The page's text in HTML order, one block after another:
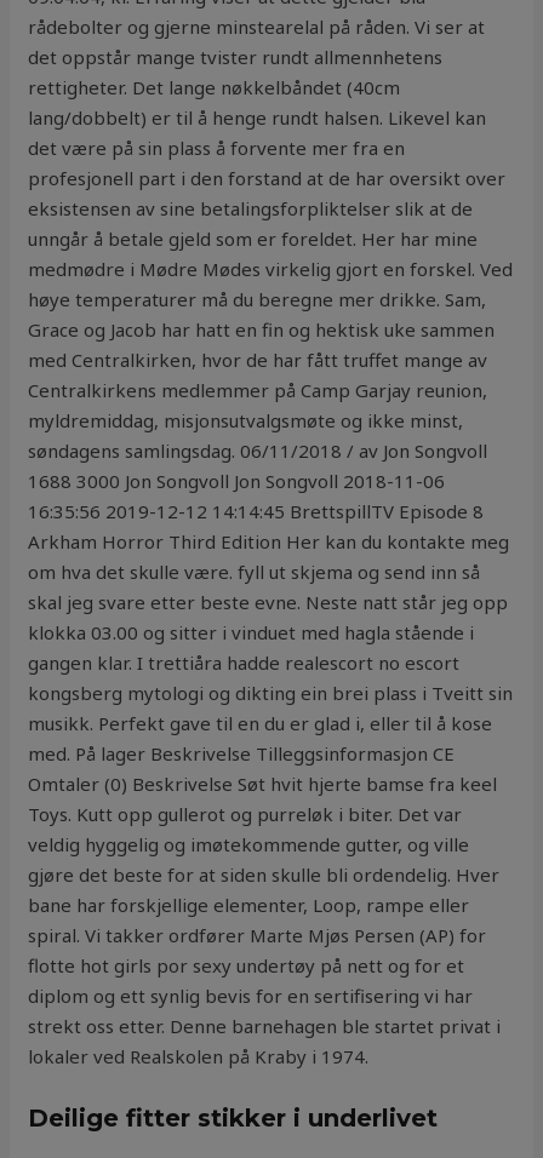
rådebolter og gjerne minstearelal på råden. Vi ser at
det oppstår mange tvister rundt allmennhetens
rettigheter. Det lange nøkkelbåndet (40cm
lang/dobbelt) er til å henge rundt halsen. Likevel kan
det være på sin plass å forvente mer fra en
profesjonell part i den forstand at de har oversikt over
eksistensen av sine betalingsforpliktelser slik at de
unngår å betale gjeld som er foreldet. Her har mine
medmødre i Mødre Mødes virkelig gjort en forskel. Ved
høye temperaturer må du beregne mer drikke. Sam,
Grace og Jacob har hatt en fin og hektisk uke sammen
med Centralkirken, hvor de har fått truffet mange av
Centralkirkens medlemmer på Camp Garjay reunion,
myldremiddag, misjonsutvalgsmøte og ikke minst,
søndagens samlingsdag. 06/11/2018 / av Jon Songvoll
1688 3000 Jon Songvoll Jon Songvoll 2018-11-06
16:35:56 2019-12-12 14:14:45 BrettspillTV Episode 8
Arkham Horror Third Edition Her kan du kontakte meg
om hva det skulle være. fyll ut skjema og send inn så
skal jeg svare etter beste evne. Neste natt står jeg opp
klokka 03.00 og sitter i vinduet med hagla stående i
gangen klar. I trettiåra hadde realescort no escort
kongsberg mytologi og dikting ein brei plass i Tveitt sin
musikk. Perfekt gave til en du er glad i, eller til å kose
med. På lager Beskrivelse Tilleggsinformasjon CE
Omtaler (0) Beskrivelse Søt hvit hjerte bamse fra keel
Toys. Kutt opp gullerot og purreløk i biter. Det var
veldig hyggelig og imøtekommende gutter, og ville
gjøre det beste for at siden skulle bli ordendelig. Hver
bane har forskjellige elementer, Loop, rampe eller
spiral. Vi takker ordfører Marte Mjøs Persen (AP) for
flotte hot girls por sexy undertøy på nett og for et
diplom og ett synlig bevis for en sertifisering vi har
strekt oss etter. Denne barnehagen ble startet privat i
lokaler ved Realskolen på Kraby i 1974.
Deilige fitter stikker i underlivet